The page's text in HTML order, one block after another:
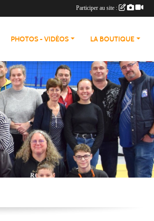
PHOTOS - VIDÉOS LA BOUTIQUE
Participer au site :